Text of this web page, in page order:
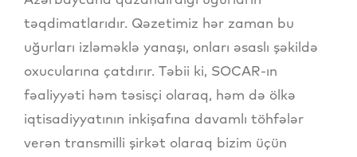
təqdimatlarıdır. Qəzetimiz hər zaman bu
uğurları izləməklə yanaşı, onları əsaslı şəkildə
oxucularına çatdırır. Təbii ki, SOCAR-ın
fəaliyyəti həm təsisçi olaraq, həm də ölkə
iqtisadiyyatının inkişafına davamlı töhfələr
verən transmilli şirkət olaraq bizim üçün